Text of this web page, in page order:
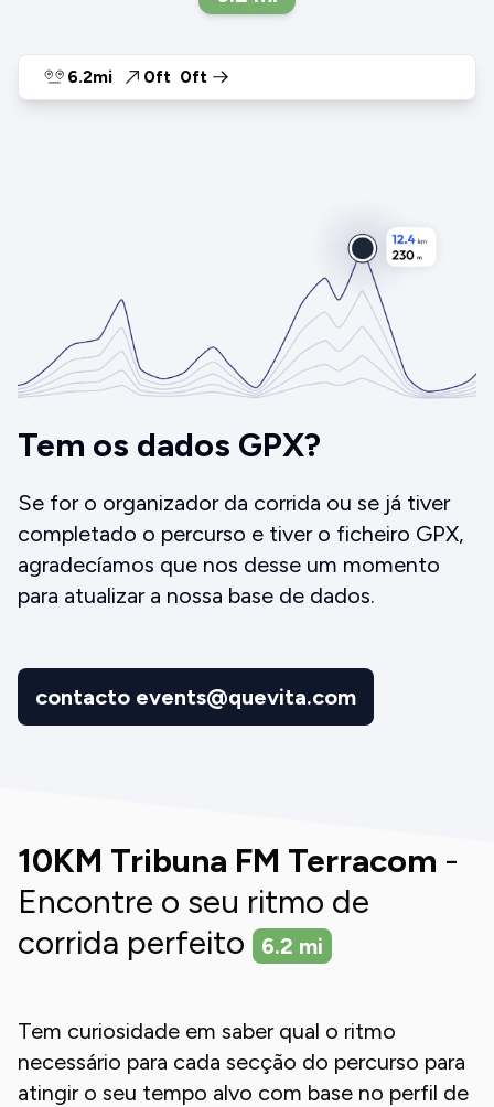
6.2mi 0ft 0ft
Tem os dados GPX?
Se for o organizador da corrida ou se já tiver
completado o percurso e tiver o ficheiro GPX,
agradecíamos que nos desse um momento
para atualizar a nossa base de dados.
contacto events@quevita.com
10KM Tribuna FM Terracom -
Encontre o seu ritmo de
corrida perfeito
6.2 mi
Tem curiosidade em saber qual o ritmo
necessário para cada secção do percurso para
atingir o seu tempo alvo com base no perfil de